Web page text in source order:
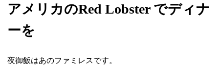
アメリカのRed Lobster でディナ
ーを
夜御飯はあのファミレスです。